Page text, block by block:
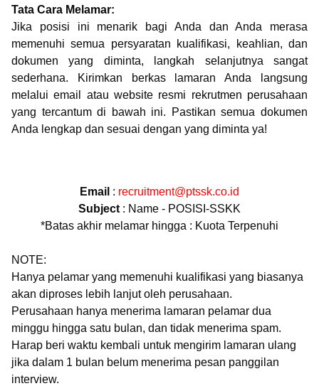
Tata Cara Melamar:
Jika posisi ini menarik bagi Anda dan Anda merasa
memenuhi semua persyaratan kualifikasi, keahlian, dan
dokumen yang diminta, langkah selanjutnya sangat
sederhana. Kirimkan berkas lamaran Anda langsung
melalui email atau website resmi rekrutmen perusahaan
yang tercantum di bawah ini. Pastikan semua dokumen
Anda lengkap dan sesuai dengan yang diminta ya!
Email : recruitment@ptssk.co.id
Subject : Name - POSISI-SSKK
*Batas akhir melamar hingga : Kuota Terpenuhi
NOTE:
Hanya pelamar yang memenuhi kualifikasi yang biasanya
akan diproses lebih lanjut oleh perusahaan.
Perusahaan hanya menerima lamaran pelamar dua
minggu hingga satu bulan, dan tidak menerima spam.
Harap beri waktu kembali untuk mengirim lamaran ulang
jika dalam 1 bulan belum menerima pesan panggilan
interview.